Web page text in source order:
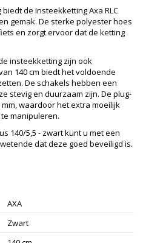
de Insteekketting Axa RLC
gemak. De sterke polyester hoes
en zorgt ervoor dat de ketting
insteekketting zijn ook
140 cm biedt het voldoende
De schakels hebben een
stevig en duurzaam zijn. De plug-
waardoor het extra moeilijk
manipuleren.
140/5,5 - zwart kunt u met een
dat deze goed beveiligd is.
AXA
Zwart